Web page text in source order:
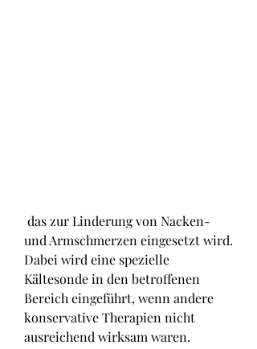
und Armschmerzen eingesetzt wird.
Dabei wird eine spezielle
Kältesonde in den betroffenen
Bereich eingeführt, wenn andere
konservative Therapien nicht
ausreichend wirksam waren.